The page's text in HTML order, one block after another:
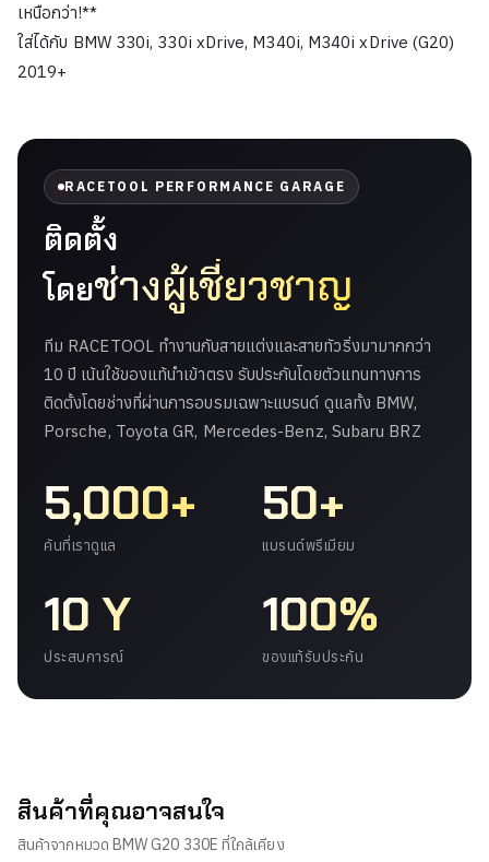
เหนือกว่า!**
ใส่ได้กับ BMW 330i, 330i xDrive, M340i, M340i xDrive (G20)
2019+
RACETOOL PERFORMANCE GARAGE
ติดตั้ง
โดยช่างผู้เชี่ยวชาญ
ทีม RACETOOL ทำงานกับสายแต่งและสายทัวริ่งมามากกว่า
10 ปี เน้นใช้ของแท้นำเข้าตรง รับประกันโดยตัวแทนทางการ
ติดตั้งโดยช่างที่ผ่านการอบรมเฉพาะแบรนด์ ดูแลทั้ง BMW,
Porsche, Toyota GR, Mercedes-Benz, Subaru BRZ
5,000+
คันที่เราดูแล
50+
แบรนด์พรีเมียม
10 Y
ประสบการณ์
100%
ของแท้รับประกัน
สินค้าที่คุณอาจสนใจ
สินค้าจากหมวด BMW G20 330E ที่ใกล้เคียง